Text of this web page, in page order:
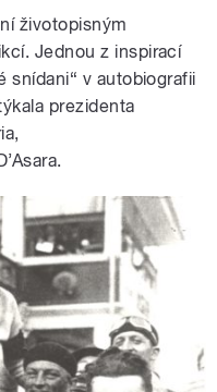
životopisným
Jednou z inspirací
snídani“ v autobiografii
prezidenta